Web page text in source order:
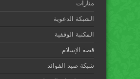
منارات
الشبكة الدعوية
المكتبة الوقفية
قصة الإسلام
شبكة صيد الفوائد